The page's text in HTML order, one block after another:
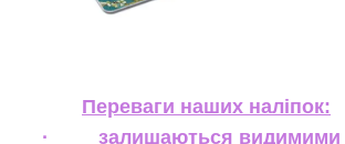
Переваги наших наліпок:
· залишаються видимими